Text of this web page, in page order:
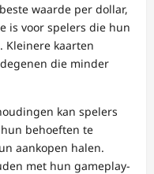
waarde per dollar,
is voor spelers die hun
Kleinere kaarten
die minder
kan spelers
behoeften te
aankopen halen.
met hun gameplay-